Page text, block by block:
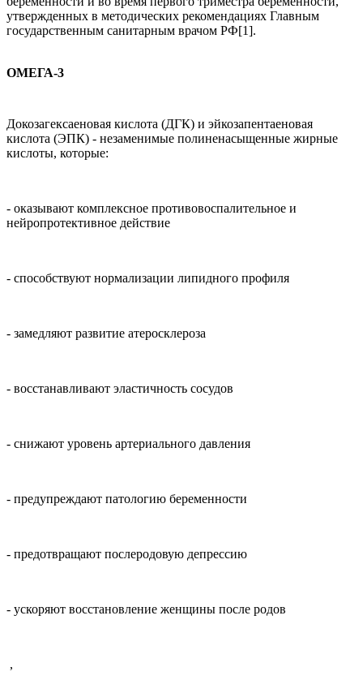
утвержденных в методических рекомендациях Главным
государственным санитарным врачом РФ[1].
ОМЕГА-3
Докозагексаеновая кислота (ДГК) и эйкозапентаеновая
кислота (ЭПК) - незаменимые полиненасыщенные жирные
кислоты, которые:
- оказывают комплексное противовоспалительное и
нейропротективное действие
- способствуют нормализации липидного профиля
- замедляют развитие атеросклероза
- восстанавливают эластичность сосудов
- снижают уровень артериального давления
- предупреждают патологию беременности
- предотвращают послеродовую депрессию
- ускоряют восстановление женщины после родов
,